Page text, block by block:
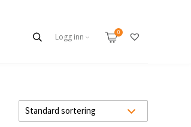
Logg inn